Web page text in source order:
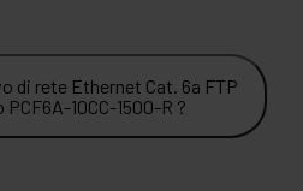
di rete Ethernet Cat. 6a FTP
PCF6A-10CC-1500-R ?